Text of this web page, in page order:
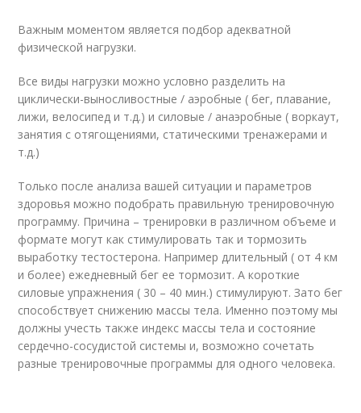
Важным моментом является подбор адекватной
физической нагрузки.
Все виды нагрузки можно условно разделить на
циклически-выносливостные / аэробные ( бег, плавание,
лижи, велосипед и т.д.) и силовые / анаэробные ( воркаут,
занятия с отягощениями, статическими тренажерами и
т.д.)
Только после анализа вашей ситуации и параметров
здоровья можно подобрать правильную тренировочную
программу. Причина – тренировки в различном объеме и
формате могут как стимулировать так и тормозить
выработку тестостерона. Например длительный ( от 4 км
и более) ежедневный бег ее тормозит. А короткие
силовые упражнения ( 30 – 40 мин.) стимулируют. Зато бег
способствует снижению массы тела. Именно поэтому мы
должны учесть также индекс массы тела и состояние
сердечно-сосудистой системы и, возможно сочетать
разные тренировочные программы для одного человека.